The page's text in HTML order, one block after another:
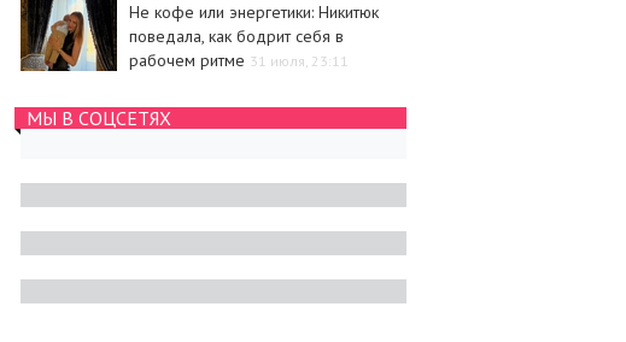
Не кофе или энергетики: Никитюк
поведала, как бодрит себя в
рабочем ритме 31 июля, 23:11
МЫ В СОЦСЕТЯХ